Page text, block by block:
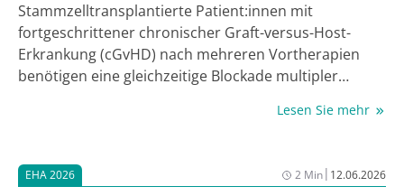
Stammzelltransplantierte Patient:innen mit
fortgeschrittener chronischer Graft-versus-Host-
Erkrankung (cGvHD) nach mehreren Vortherapien
benötigen eine gleichzeitige Blockade multipler
multizentrische Studie belegt die Wirksamkeit und
Patient:innen mit mehrfach vorbehandelter,
Ruxolitinib-refraktärer cGvHD [1].
Lesen Sie mehr
EHA 2026 2 Min| 12.06.2026